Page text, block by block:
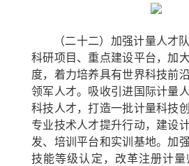
（二十二）加强计量人才
科研项目、重点建设平台，加
度，着力培养具有世界科技前
领军人才。吸收引进国际计量
科技人才，打造一批计量科技
专业技术人才提升行动，建设
发、培训平台和实训基地。加
技能等级认定，改革注册计